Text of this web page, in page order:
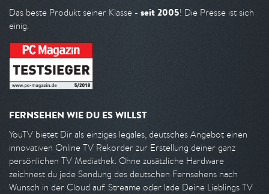
Das beste Produkt seiner Klasse - seit 2005! Die Presse ist sich
einig.
FERNSEHEN WIE DU ES WILLST
YouTV bietet Dir als einziges legales, deutsches Angebot einen
innovativen Online TV Rekorder zur Erstellung deiner ganz
persönlichen TV Mediathek. Ohne zusätzliche Hardware
zeichnest du jede Sendung des deutschen Fernsehens nach
Wunsch in der Cloud auf. Streame oder lade Deine Lieblings TV